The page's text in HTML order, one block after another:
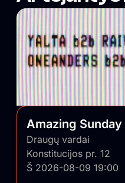
vizualinės iškabos, o
autentiškumu, tiesioginiu
etika paremtu viešinimu „iš lūpų
projekto tikslų – grąžinti
vartojimą. Kitas tikslas –
sugrąžinti ir įskiepyti į
Amazing Sunday
Draugų vardai
Konstitucijos pr. 12
Š 2026-08-09 19:00